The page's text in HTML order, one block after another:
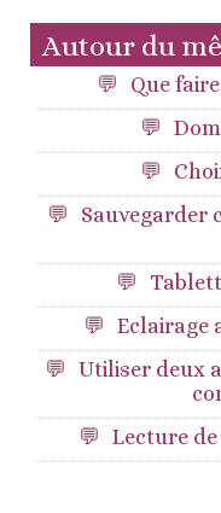
Autour du
Que
Sauvegarder
Eclairage
Utiliser deux
Lecture